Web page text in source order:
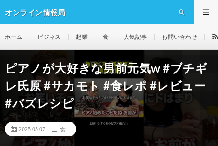
オンライン情報局
ホーム ビジネス 起業 食 人気記事 お問い合わせ
ピアノが大好きな男前元気w #ブチギ
レ氏原 #サカモト #食レポ #レビュー
#バズレシピ
2025.05.07 食